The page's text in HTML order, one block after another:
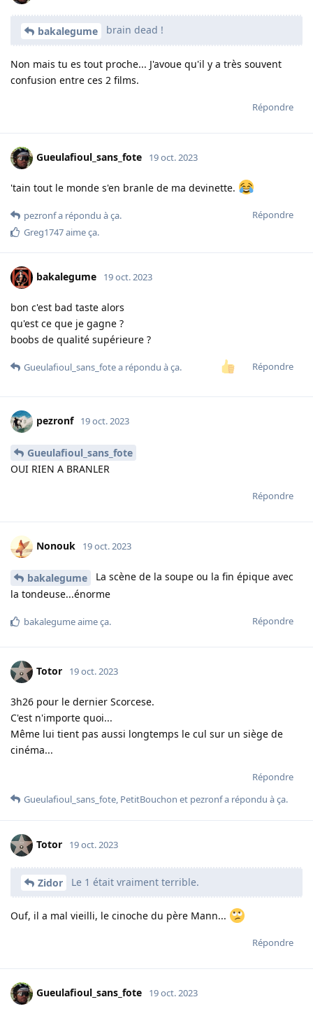
bakalegume brain dead !
Non mais tu es tout proche... J'avoue qu'il y a très souvent
confusion entre ces 2 films.
Répondre
Gueulafioul_sans_fote 19 oct. 2023
'tain tout le monde s'en branle de ma devinette.
Répondre
pezronfa répondu à ça.
Greg1747aime ça.
bakalegume 19 oct. 2023
bon c'est bad taste alors
qu'est ce que je gagne ?
boobs de qualité supérieure ?
Répondre
Gueulafioul_sans_fotea répondu à ça.
pezronf 19 oct. 2023
Gueulafioul_sans_fote
OUI RIEN A BRANLER
Répondre
Nonouk 19 oct. 2023
bakalegume
La scène de la soupe ou la fin épique avec
la tondeuse...énorme
Répondre
bakalegumeaime ça.
Totor 19 oct. 2023
3h26 pour le dernier Scorcese.
C'est n'importe quoi...
Même lui tient pas aussi longtemps le cul sur un siège de
cinéma...
Répondre
Gueulafioul_sans_fote, PetitBouchon et pezronfa répondu à ça.
Totor 19 oct. 2023
Zidor Le 1 était vraiment terrible.
Ouf, il a mal vieilli, le cinoche du père Mann...
Répondre
Gueulafioul_sans_fote 19 oct. 2023